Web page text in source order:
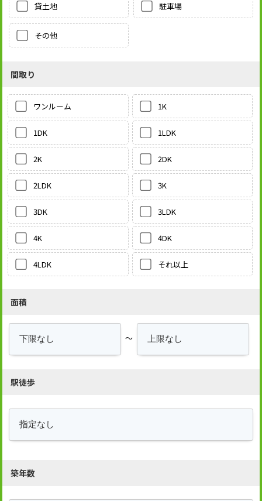
貸土地 駐車場
その他
間取り
ワンルーム 1K
1DK 1LDK
2K 2DK
2LDK 3K
3DK 3LDK
4K 4DK
4LDK それ以上
面積
～
駅徒歩
築年数